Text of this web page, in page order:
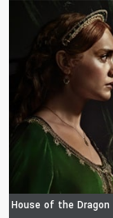
House of the Dragon